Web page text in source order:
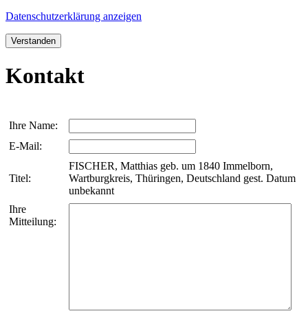
Datenschutzerklärung anzeigen
Verstanden
Kontakt
Ihre Name:
E-Mail:
Titel:
FISCHER, Matthias geb. um 1840 Immelborn,
Wartburgkreis, Thüringen, Deutschland gest. Datum
unbekannt
Ihre
Mitteilung: